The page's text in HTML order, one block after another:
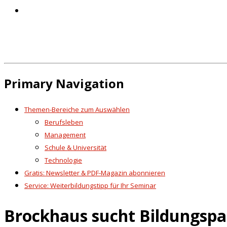
Primary Navigation
Themen-Bereiche zum Auswählen
Berufsleben
Management
Schule & Universität
Technologie
Gratis: Newsletter & PDF-Magazin abonnieren
Service: Weiterbildungstipp für Ihr Seminar
Brockhaus sucht